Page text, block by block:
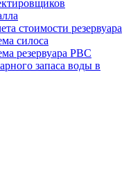
стоимости резервуара
силоса
резервуара РВС
запаса воды в